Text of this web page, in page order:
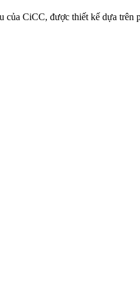
của CiCC, được thiết kế dựa